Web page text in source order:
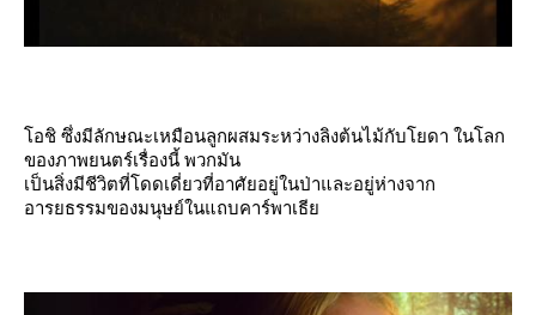
อชิ ซึ่งมีลักษณะเหมือนลูกผสมระหว่างลิงต้นไม้กับโยดา ในโลก
ของภาพยนตร์เรื่องนี้ พวกมัน
เป็นสิ่งมีชีวิตที่โดดเดี่ยวที่อาศัยอยู่ในป่าและอยู่ห่างจาก
อารยธรรมของมนุษย์ในแถบคาร์พาเธี